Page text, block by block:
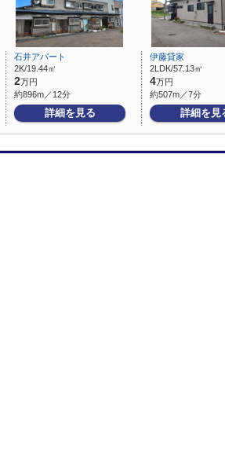
石井アパート
2K/19.44㎡
2万円
約896m／12分
詳細を見る
伊藤貸家
2LDK/57.13㎡
4万円
約507m／7分
詳細を見